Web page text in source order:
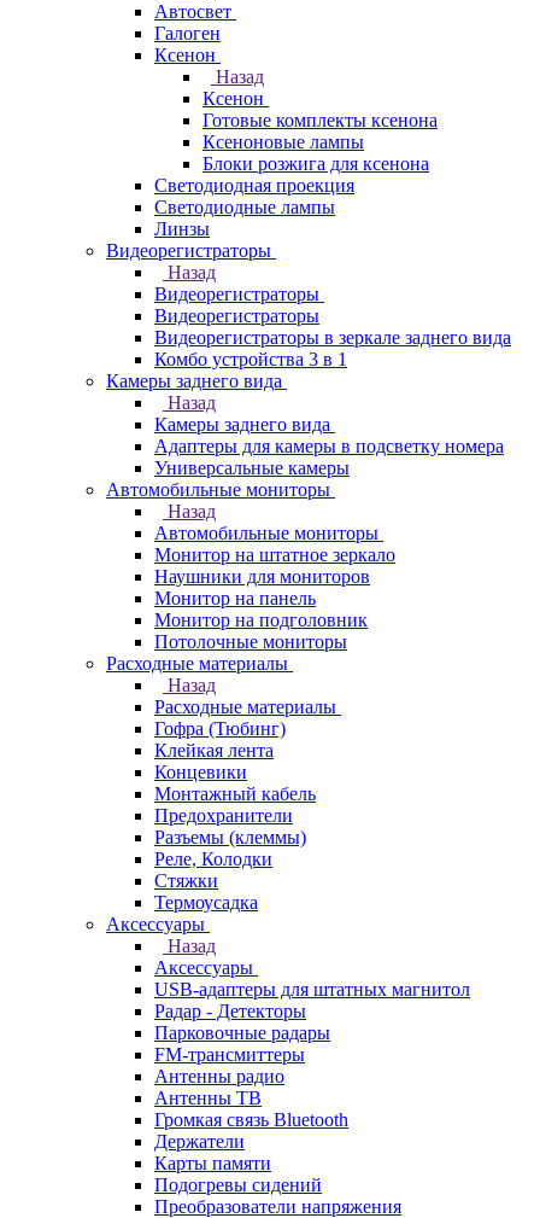
Автосвет
Галоген
Ксенон
Назад
Ксенон
Готовые комплекты ксенона
Ксеноновые лампы
Блоки розжига для ксенона
Светодиодная проекция
Светодиодные лампы
Линзы
Видеорегистраторы
Назад
Видеорегистраторы
Видеорегистраторы
Видеорегистраторы в зеркале заднего вида
Комбо устройства 3 в 1
Камеры заднего вида
Назад
Камеры заднего вида
Адаптеры для камеры в подсветку номера
Универсальные камеры
Автомобильные мониторы
Назад
Автомобильные мониторы
Монитор на штатное зеркало
Наушники для мониторов
Монитор на панель
Монитор на подголовник
Потолочные мониторы
Расходные материалы
Назад
Расходные материалы
Гофра (Тюбинг)
Клейкая лента
Концевики
Монтажный кабель
Предохранители
Разъемы (клеммы)
Реле, Колодки
Стяжки
Термоусадка
Аксессуары
Назад
Аксессуары
USB-адаптеры для штатных магнитол
Радар - Детекторы
Парковочные радары
FM-трансмиттеры
Антенны радио
Антенны ТВ
Громкая связь Bluetooth
Держатели
Карты памяти
Подогревы сидений
Преобразователи напряжения